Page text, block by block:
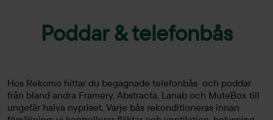
Poddar & telefonbås
Hos Rekomo hittar du begagnade telefonbås och poddar
från bland andra Framery, Abstracta, Lanab och MuteBox till
ungefär halva nypriset. Varje bås rekonditioneras innan